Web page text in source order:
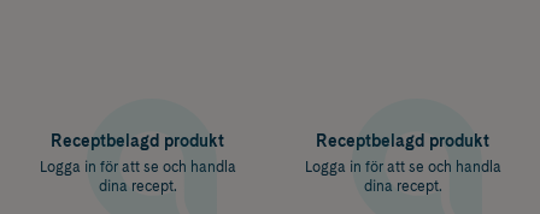
Receptbelagd produkt
Logga in för att se och handla
dina recept.
Receptbelagd produkt
Logga in för att se och handla
dina recept.